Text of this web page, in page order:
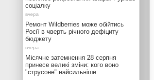
соціалку
Ремонт Wildberries може обійтись
Росії в чверть річного дефіциту
бюджету
Місячне затемнення 28 серпня
принесе великі зміни: кого воно
"струсоне" найсильніше